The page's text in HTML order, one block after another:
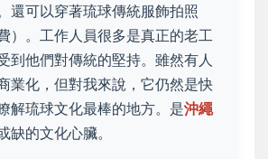
還可以穿著琉球傳統服飾拍照
）。工作人員很多是真正的老工
到他們對傳統的堅持。雖然有人
業化，但對我來說，它仍然是快
解琉球文化最棒的地方。是沖繩
缺的文化心臟。